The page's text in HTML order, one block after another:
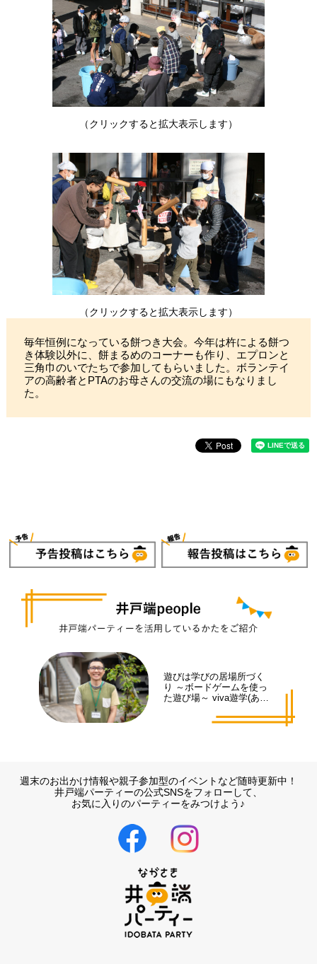
（クリックすると拡大表示します）
（クリックすると拡大表示します）
毎年恒例になっている餅つき大会。今年は杵による餅つ
き体験以外に、餅まるめのコーナーも作り、エプロンと
三角巾のいでたちで参加してもらいました。ボランテイ
アの高齢者とPTAのお母さんの交流の場にもなりまし
た。
遊びは学びの居場所づく
り ～ボードゲームを使っ
た遊び場～ viva遊学(あそ
週末のお出かけ情報や親子参加型のイベントなど随時更新中！
井戸端パーティーの公式SNSをフォローして、
お気に入りのパーティーをみつけよう♪